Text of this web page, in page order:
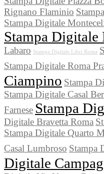
Rignano Flaminio
Stampa Digitale
Stampa Digitale
Labaro Stampa Digitale Libri Roma
Stampa Digitale Roma
Ciampino Stampa
Stampa Digitale Casal
Farnese Stampa
Digitale Bravetta Roma
Stampa Digitale Quarto
Casal Lumbroso Stampa
Digitale